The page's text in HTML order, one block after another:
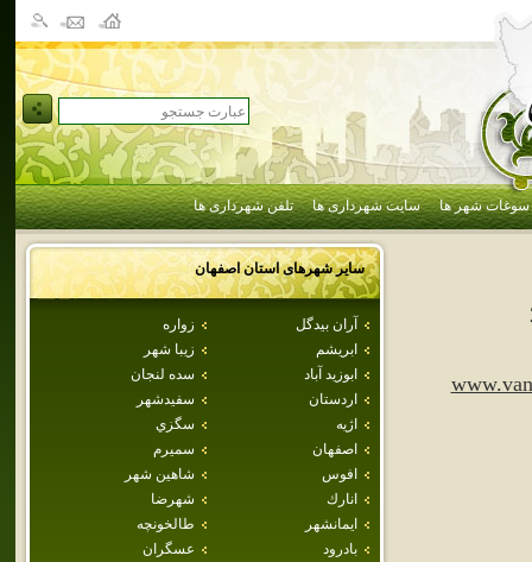
سوغات شهر ها سایت شهرداری ها تلفن شهرداری ها
سایر شهرهای استاناصفهان
آران بيدگل
زواره
ابريشم
زيبا شهر
ابوزيد آباد
سده لنجان
اردستان
سفيدشهر
اژيه
سگزي
اصفهان
سميرم
افوس
شاهين شهر
انارك
شهرضا
ايمانشهر
طالخونچه
بادرود
عسگران